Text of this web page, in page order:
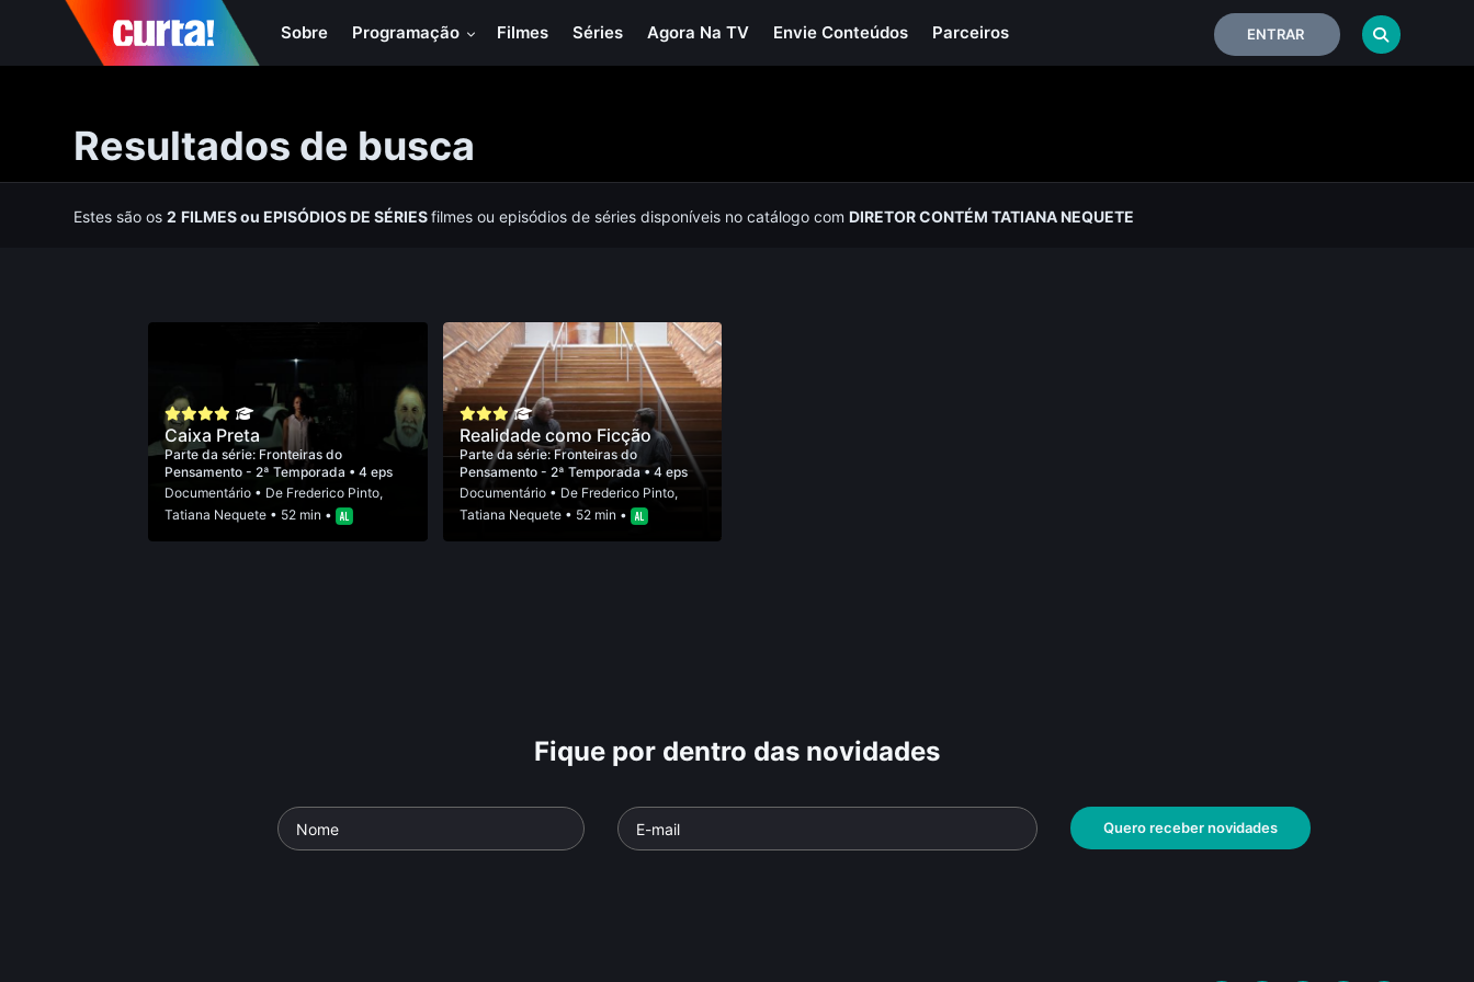
Sobre Programação Filmes Séries Agora Na TV Envie Conteúdos Parceiros ENTRAR
Resultados de busca
Estes são os2 FILMESou EPISÓDIOS DE SÉRIESfilmes ou episódios de séries disponíveis no catálogo comDIRETOR CONTÉM TATIANA NEQUETE
Caixa Preta
Parte da série: Fronteiras do
Pensamento - 2ª Temporada • 4 eps
Documentário• De Frederico Pinto,
Tatiana Nequete• 52 min •
Realidade como Ficção
Parte da série:Fronteiras do
Pensamento - 2ª Temporada • 4 eps
Documentário• De Frederico Pinto,
Tatiana Nequete• 52 min •
Fique por dentro das novidades
Quero receber novidades